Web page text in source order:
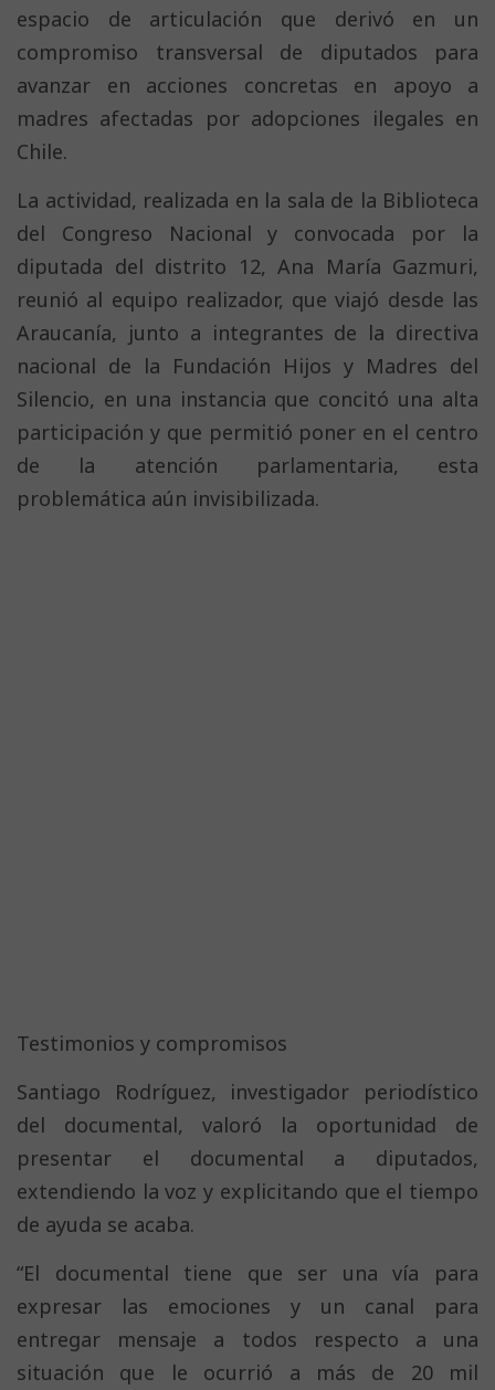
espacio de articulación que derivó en un
compromiso transversal de diputados para
avanzar en acciones concretas en apoyo a
madres afectadas por adopciones ilegales en
Chile.
La actividad, realizada en la sala de la Biblioteca
del Congreso Nacional y convocada por la
diputada del distrito 12, Ana María Gazmuri,
reunió al equipo realizador, que viajó desde las
Araucanía, junto a integrantes de la directiva
nacional de la Fundación Hijos y Madres del
Silencio, en una instancia que concitó una alta
participación y que permitió poner en el centro
de la atención parlamentaria, esta
problemática aún invisibilizada.
Testimonios y compromisos
Santiago Rodríguez, investigador periodístico
del documental, valoró la oportunidad de
presentar el documental a diputados,
extendiendo la voz y explicitando que el tiempo
de ayuda se acaba.
“El documental tiene que ser una vía para
expresar las emociones y un canal para
entregar mensaje a todos respecto a una
situación que le ocurrió a más de 20 mil